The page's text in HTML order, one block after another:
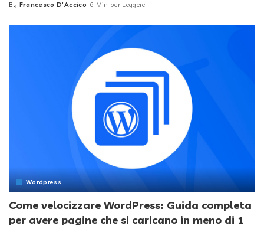
Posted
By Francesco D'Accico 6 Min per Leggere
Wordpress
Come velocizzare WordPress: Guida completa
per avere pagine che si caricano in meno di 1